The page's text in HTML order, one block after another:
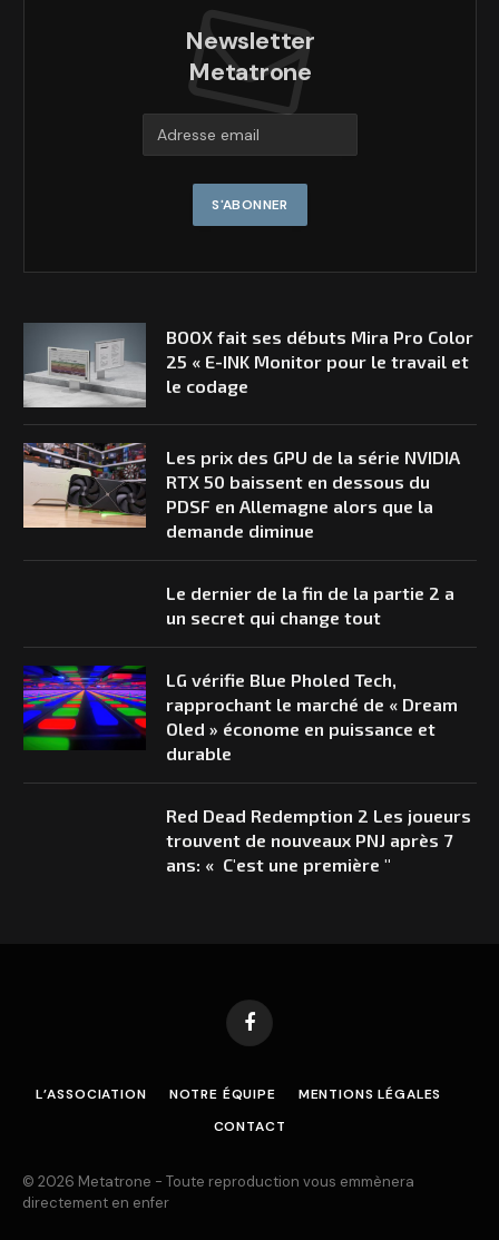
Newsletter
Metatrone
BOOX fait ses débuts Mira Pro Color
25 « E-INK Monitor pour le travail et
le codage
Les prix des GPU de la série NVIDIA
RTX 50 baissent en dessous du
PDSF en Allemagne alors que la
demande diminue
Le dernier de la fin de la partie 2 a
un secret qui change tout
LG vérifie Blue Pholed Tech,
rapprochant le marché de « Dream
Oled » économe en puissance et
durable
Red Dead Redemption 2 Les joueurs
trouvent de nouveaux PNJ après 7
ans: « C'est une première ''
Facebook
L’ASSOCIATION NOTRE ÉQUIPE
MENTIONS LÉGALES
CONTACT
© 2026 Metatrone - Toute reproduction vous emmènera
directement en enfer